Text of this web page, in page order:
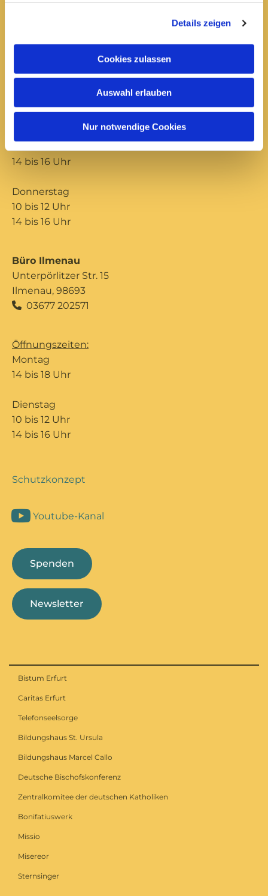
Details zeigen
Cookies zulassen
Auswahl erlauben
Nur notwendige Cookies
Wachsenburgallee 16
03628 602285
Öffnungszeiten:
14 bis 16 Uhr
Donnerstag
10 bis 12 Uhr
14 bis 16 Uhr
Büro Ilmenau
Unterpörlitzer Str. 15
Ilmenau, 98693
 03677 202571
Öffnungszeiten:
Montag
14 bis 18 Uhr
Dienstag
10 bis 12 Uhr
14 bis 16 Uhr
Schutzkonzept
Youtube-Kanal
Spenden
Newsletter
Bistum Erfurt
Caritas Erfurt
Telefonseelsorge
Bildungshaus St. Ursula
Bildungshaus Marcel Callo
Deutsche Bischofskonferenz
Zentralkomitee der deutschen Katholiken
Bonifatiuswerk
Missio
Misereor
Sternsinger